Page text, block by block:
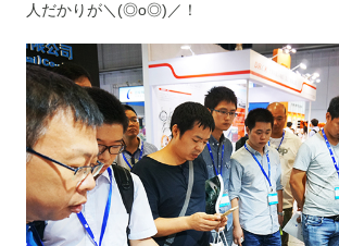
人だかりが＼(◎o◎)／！